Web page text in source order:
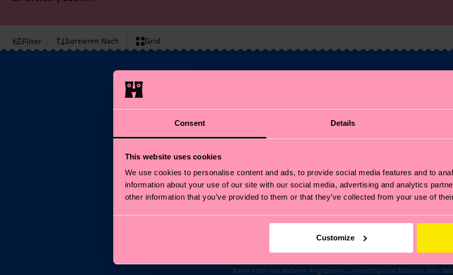
Consent Details
This website uses cookies
We use cookies to personalise content and ads, to provide social media features and to
information about your use of our site with our social media, advertising and analytics
other information that you’ve provided to them or that they’ve collected from your use of
Customize
Filter Sortieren Nach Grid
Rabatt auf deine
erste Bestellung
erhalten?
Abonniere unseren Happy Socks Updates und erhalte
Rabatt* sowie die neuesten Informationen &
*Kann nicht mit anderen Angeboten, Limited/Special Editions oder